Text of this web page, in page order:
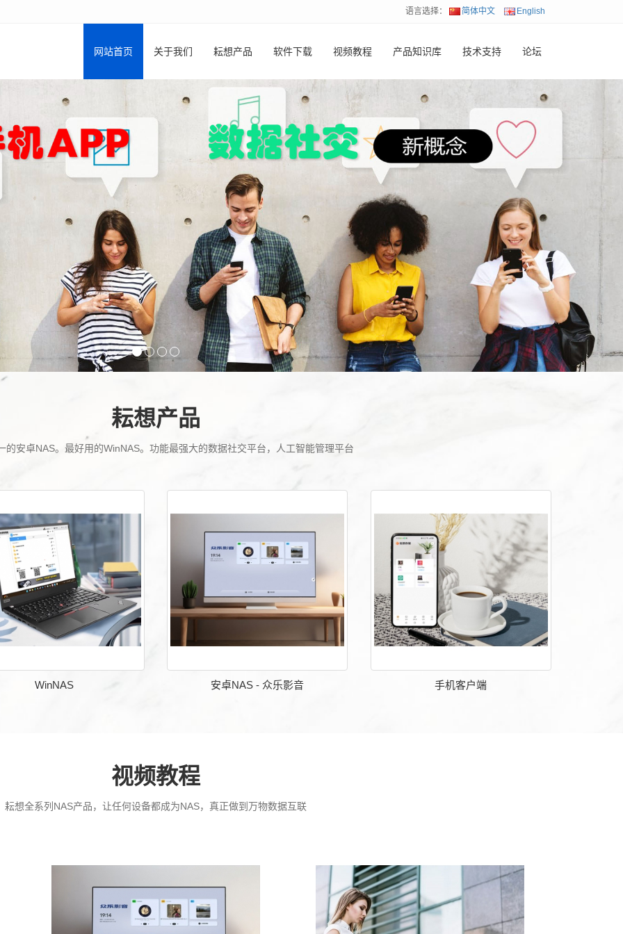
语言选择： 简体中文 English
网站首页 关于我们 耘想产品 软件下载 视频教程 产品知识库 技术支持 论坛
耘想产品
的安卓NAS。最好用的WinNAS。功能最强大的数据社交平台，人工智能管理平台
WinNAS 安卓NAS - 众乐影音 手机客户端
视频教程
耘想全系列NAS产品，让任何设备都成为NAS，真正做到万物数据互联